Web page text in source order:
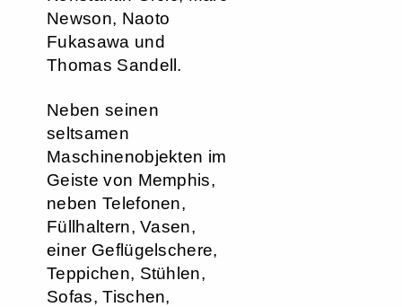
Newson, Naoto
Fukasawa und
Thomas Sandell.
Neben seinen
seltsamen
Maschinenobjekten im
Geiste von Memphis,
neben Telefonen,
Füllhaltern, Vasen,
einer Geflügelschere,
Teppichen, Stühlen,
Sofas, Tischen,